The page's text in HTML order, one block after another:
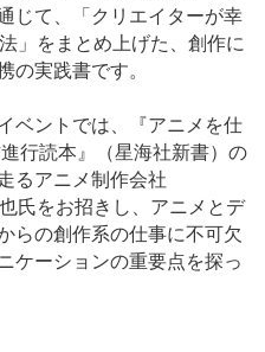
じて、「クリエイターが幸
」をまとめ上げた、創作に
の実践書です。
ベントでは、『アニメを仕
行読本』（星海社新書）の
るアニメ制作会社
氏をお招きし、アニメとデ
らの創作系の仕事に不可欠
ケーションの重要点を探っ